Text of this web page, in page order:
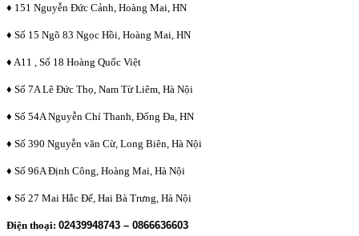
♦ 151 Nguyễn Đức Cảnh, Hoàng Mai, HN
♦ Số 15 Ngõ 83 Ngọc Hồi, Hoàng Mai, HN
♦ A11 , Số 18 Hoàng Quốc Việt
♦ Số 7A Lê Đức Thọ, Nam Từ Liêm, Hà Nội
♦ Số 54A Nguyễn Chí Thanh, Đống Đa, HN
♦ Số 390 Nguyễn văn Cừ, Long Biên, Hà Nội
♦ Số 96A Định Công, Hoàng Mai, Hà Nội
♦ Số 27 Mai Hắc Đế, Hai Bà Trưng, Hà Nội
Điện thoại: 02439948743 – 0866636603